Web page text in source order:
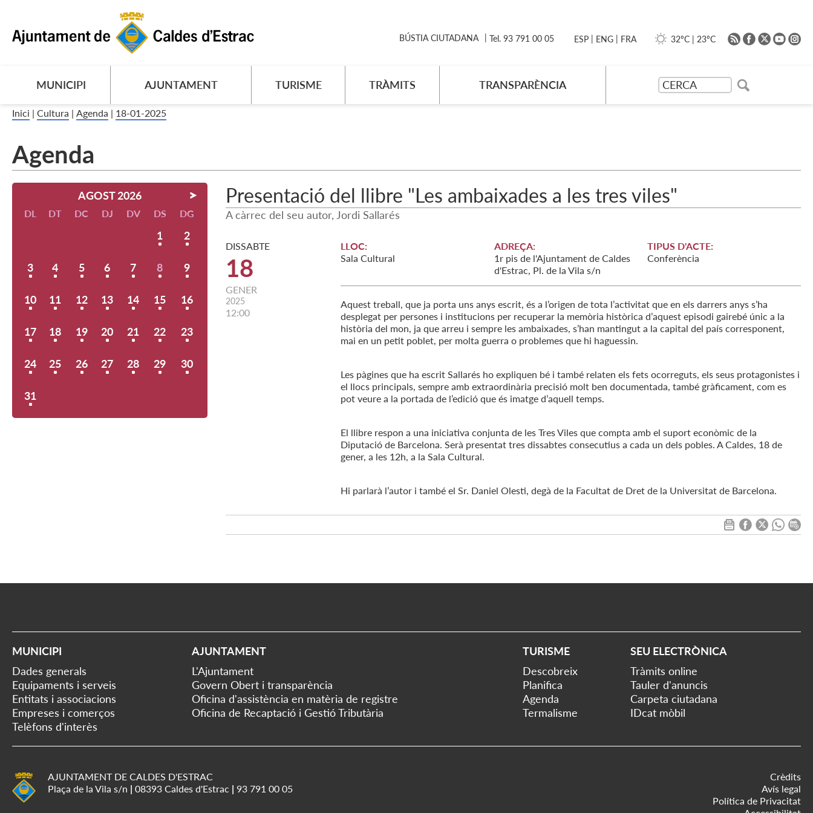
MUNICIPI AJUNTAMENT TURISME TRÀMITS TRANSPARÈNCIA
BÚSTIA CIUTADANA Tel. 93 791 00 05 ESP | ENG | FRA 32ºC | 23ºC
Inici | Cultura | Agenda | 18-01-2025
Agenda
AGOST 2026
DL DT DC DJ DV DS DG
1 2
3 4 5 6 7 8 9
10 11 12 13 14 15 16
17 18 19 20 21 22 23
24 25 26 27 28 29 30
31
Presentació del llibre "Les ambaixades a les tres viles"
A càrrec del seu autor, Jordi Sallarés
DISSABTE
18
GENER
2025
12:00
LLOC:
Sala Cultural
ADREÇA:
1r pis de l'Ajuntament de Caldes
d'Estrac, Pl. de la Vila s/n
TIPUS D'ACTE:
Conferència
Aquest treball, que ja porta uns anys escrit, és a l’origen de tota l’activitat que en els darrers anys s’ha
desplegat per persones i institucions per recuperar la memòria històrica d’aquest episodi gairebé únic a la
història del mon, ja que arreu i sempre les ambaixades, s’han mantingut a la capital del país corresponent,
mai en un petit poblet, per molta guerra o problemes que hi haguessin.
Les pàgines que ha escrit Sallarés ho expliquen bé i també relaten els fets ocorreguts, els seus protagonistes i
el llocs principals, sempre amb extraordinària precisió molt ben documentada, també gràficament, com es
pot veure a la portada de l’edició que és imatge d’aquell temps.
El llibre respon a una iniciativa conjunta de les Tres Viles que compta amb el suport econòmic de la
Diputació de Barcelona. Serà presentat tres dissabtes consecutius a cada un dels pobles. A Caldes, 18 de
gener, a les 12h, a la Sala Cultural.
Hi parlarà l’autor i també el Sr. Daniel Olesti, degà de la Facultat de Dret de la Universitat de Barcelona.
MUNICIPI
Dades generals
Equipaments i serveis
Entitats i associacions
Empreses i comerços
Telèfons d'interès
AJUNTAMENT
L'Ajuntament
Govern Obert i transparència
Oficina d'assistència en matèria de registre
Oficina de Recaptació i Gestió Tributària
TURISME
Descobreix
Planifica
Agenda
Termalisme
SEU ELECTRÒNICA
Tràmits online
Tauler d'anuncis
Carpeta ciutadana
IDcat mòbil
AJUNTAMENT DE CALDES D'ESTRAC
Plaça de la Vila s/n | 08393 Caldes d'Estrac | 93 791 00 05
Crèdits
Avís legal
Política de Privacitat